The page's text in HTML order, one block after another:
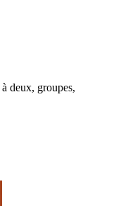
deux, groupes,